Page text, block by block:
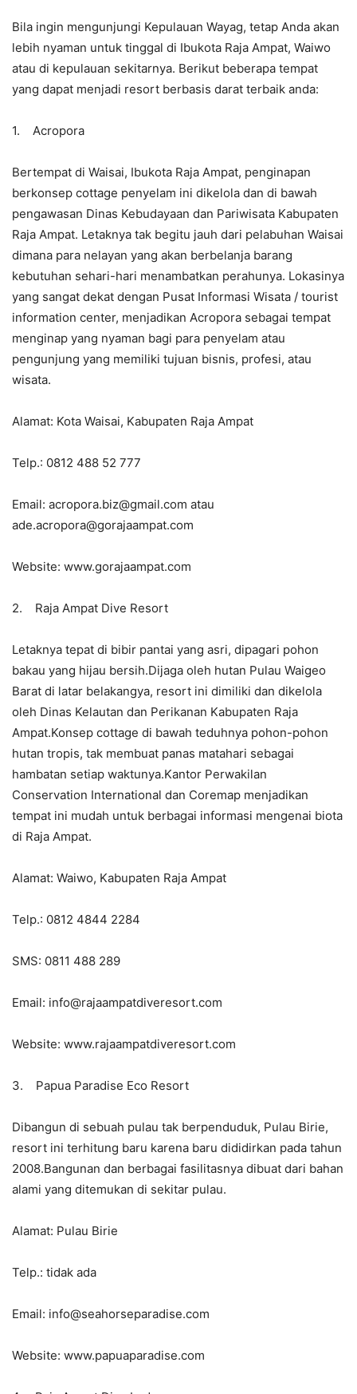
Bila ingin mengunjungi Kepulauan Wayag, tetap Anda akan
lebih nyaman untuk tinggal di Ibukota Raja Ampat, Waiwo
atau di kepulauan sekitarnya. Berikut beberapa tempat
yang dapat menjadi resort berbasis darat terbaik anda:
1. Acropora
Bertempat di Waisai, Ibukota Raja Ampat, penginapan
berkonsep cottage penyelam ini dikelola dan di bawah
pengawasan Dinas Kebudayaan dan Pariwisata Kabupaten
Raja Ampat. Letaknya tak begitu jauh dari pelabuhan Waisai
dimana para nelayan yang akan berbelanja barang
kebutuhan sehari-hari menambatkan perahunya. Lokasinya
yang sangat dekat dengan Pusat Informasi Wisata / tourist
information center, menjadikan Acropora sebagai tempat
menginap yang nyaman bagi para penyelam atau
pengunjung yang memiliki tujuan bisnis, profesi, atau
wisata.
Alamat: Kota Waisai, Kabupaten Raja Ampat
Telp.: 0812 488 52 777
Email: acropora.biz@gmail.com atau
ade.acropora@gorajaampat.com
Website: www.gorajaampat.com
2. Raja Ampat Dive Resort
Letaknya tepat di bibir pantai yang asri, dipagari pohon
bakau yang hijau bersih.Dijaga oleh hutan Pulau Waigeo
Barat di latar belakangya, resort ini dimiliki dan dikelola
oleh Dinas Kelautan dan Perikanan Kabupaten Raja
Ampat.Konsep cottage di bawah teduhnya pohon-pohon
hutan tropis, tak membuat panas matahari sebagai
hambatan setiap waktunya.Kantor Perwakilan
Conservation International dan Coremap menjadikan
tempat ini mudah untuk berbagai informasi mengenai biota
di Raja Ampat.
Alamat: Waiwo, Kabupaten Raja Ampat
Telp.: 0812 4844 2284
SMS: 0811 488 289
Email: info@rajaampatdiveresort.com
Website: www.rajaampatdiveresort.com
3. Papua Paradise Eco Resort
Dibangun di sebuah pulau tak berpenduduk, Pulau Birie,
resort ini terhitung baru karena baru dididirkan pada tahun
2008.Bangunan dan berbagai fasilitasnya dibuat dari bahan
alami yang ditemukan di sekitar pulau.
Alamat: Pulau Birie
Telp.: tidak ada
Email: info@seahorseparadise.com
Website: www.papuaparadise.com